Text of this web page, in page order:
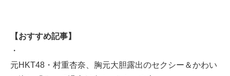
【おすすめ記事】
・
元HKT48・村重杏奈、胸元大胆露出のセクシー＆かわい